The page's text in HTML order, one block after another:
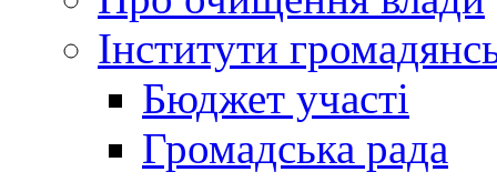
Інститути
Бюджет участі
Громадська рада